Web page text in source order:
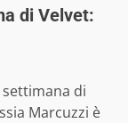
di Velvet:
settimana di
Marcuzzi è